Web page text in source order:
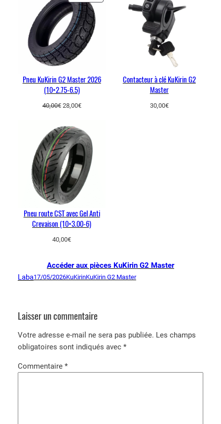
EN
Pneu KuKirin G2 Master 2026
(10×2.75-6.5)
40,00€ Le
initial
était :
40,00€.
28,00€Le
est :
28,00€.
Contacteur à clé KuKirin G2
Master
30,00€
Pneu route CST avec Gel Anti
Crevaison (10×3.00-6)
40,00€
Accéder aux pièces KuKirin G2 Master
Laba17/05/2026KuKirinKuKirin G2 Master
Laisser un commentaire
Votre adresse e-mail ne sera pas publiée. Les champs
obligatoires sont indiqués avec *
Commentaire *